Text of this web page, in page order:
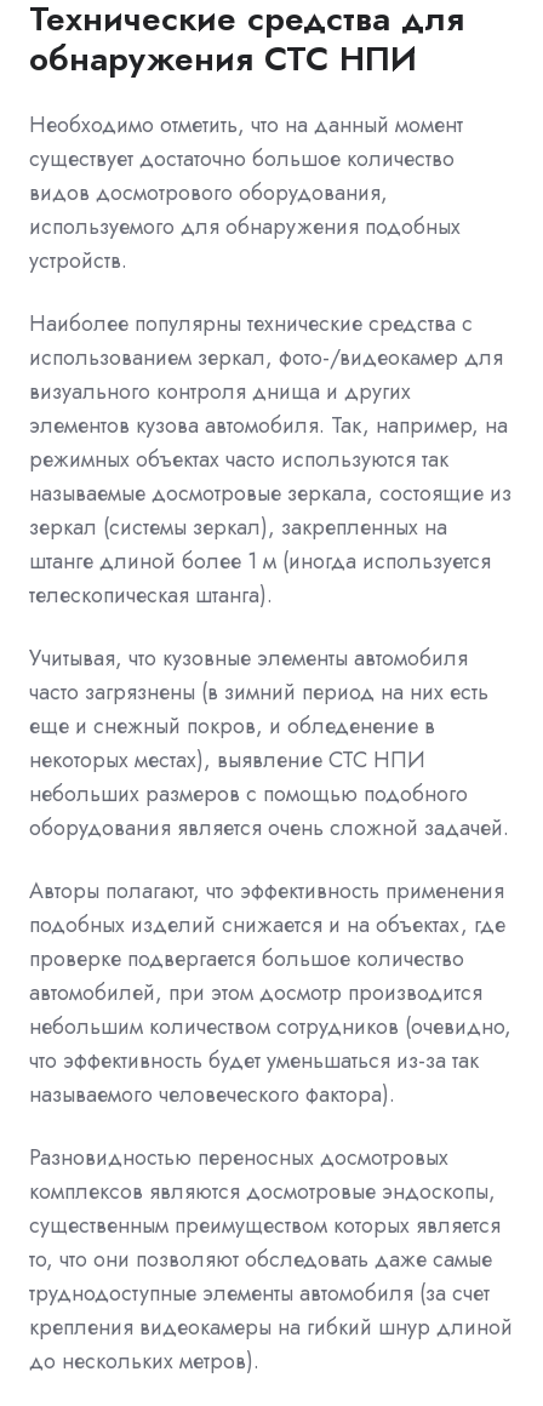
Технические средства для
обнаружения СТС НПИ
Необходимо отметить, что на данный момент
существует достаточно большое количество
видов досмотрового оборудования,
используемого для обнаружения подобных
устройств.
Наиболее популярны технические средства с
использованием зеркал, фото-/видеокамер для
визуального контроля днища и других
элементов кузова автомобиля. Так, например, на
режимных объектах часто используются так
называемые досмотровые зеркала, состоящие из
зеркал (системы зеркал), закрепленных на
штанге длиной более 1 м (иногда используется
телескопическая штанга).
Учитывая, что кузовные элементы автомобиля
часто загрязнены (в зимний период на них есть
еще и снежный покров, и обледенение в
некоторых местах), выявление СТС НПИ
небольших размеров с помощью подобного
оборудования является очень сложной задачей.
Авторы полагают, что эффективность применения
подобных изделий снижается и на объектах, где
проверке подвергается большое количество
автомобилей, при этом досмотр производится
небольшим количеством сотрудников (очевидно,
что эффективность будет уменьшаться из-за так
называемого человеческого фактора).
Разновидностью переносных досмотровых
комплексов являются досмотровые эндоскопы,
существенным преимуществом которых является
то, что они позволяют обследовать даже самые
труднодоступные элементы автомобиля (за счет
крепления видеокамеры на гибкий шнур длиной
до нескольких метров).